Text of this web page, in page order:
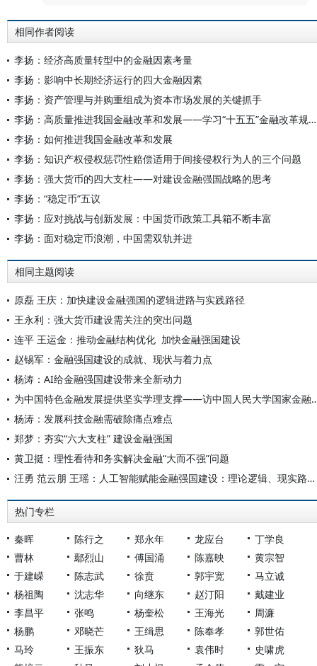
相同作者阅读
李扬：经济高质量转型中的金融因素考量
李扬：影响中长期经济运行的四大金融因素
李扬：资产管理与并购重组成为资本市场发展的关键抓手
李扬：高质量推进我国金融改革和发展——学习“十五五”金融改革规划体会
李扬：如何推进我国金融改革和发展
李扬：知识产权侵权惩罚性赔偿适用于间接侵权行为人的三个问题
李扬：强大货币的四大支柱——对建设金融强国战略的思考
李扬：“稳定币”五议
李扬：应对挑战与创新发展：中国货币政策工具箱不断丰富
李扬：面对稳定币浪潮，中国需双轨并进
相同主题阅读
原磊 王庆：加快建设金融强国的逻辑进路与实践路径
王永利：强大货币建设需关注的突出问题
连平 王运金：推动金融结构优化 加快金融强国建设
赵锡军：金融强国建设的成就、现状与着力点
杨涛：AI给金融强国建设带来全新动力
为中国特色金融发展提供坚实学理
杨涛：发展科技金融需破除痛点难点
郑梦：夯实“六大支柱” 建设金融强国
黄卫挺：理性看待和务实解决金融“大而不强”问题
汪勇 范云朋 王瑶：人工智能赋能金融强国建设：理论逻辑、现实路径与风险挑战
热门专栏
秦晖 陈行之 郑永年 龙应台
丁学良
曹林
鄢烈山 傅国涌 陈嘉映
黄宗智
于建嵘
陈志武 徐贲 郭宇宽
马立诚
杨祖陶
沈志华 向继东 赵汀阳
戴建业
李昌平
张鸣 杨奎松 王海光
周濂
杨鹏
邓晓芒 王缉思 陈奉孝
郭世佑
马玲
王振东 狄马 袁伟时
史啸虎